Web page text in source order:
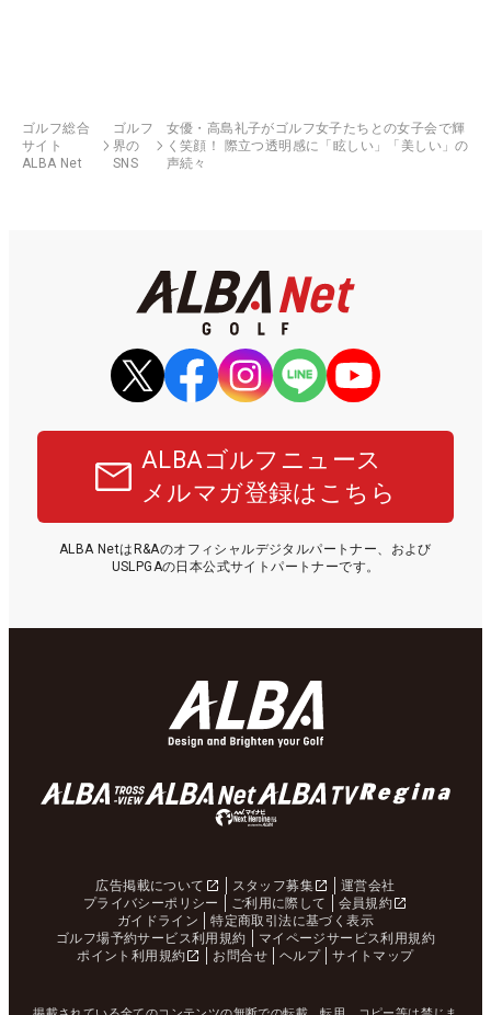
ゴルフ総合
サイト
ALBA Net
ゴルフ
界の
SNS
女優・高島礼子がゴルフ女子たちとの女子会で輝
く笑顔！ 際立つ透明感に「眩しい」「美しい」の
声続々
ALBAゴルフニュース
メルマガ登録はこちら
ALBA NetはR&Aのオフィシャルデジタルパートナー、および
USLPGAの日本公式サイトパートナーです。
広告掲載について スタッフ募集
運営会社
プライバシーポリシー
ご利用に際して
会員規約
ガイドライン
特定商取引法に基づく表示
ゴルフ場予約サービス利用規約
マイページサービス利用規約
ポイント利用規約
お問合せ ヘルプ サイトマップ